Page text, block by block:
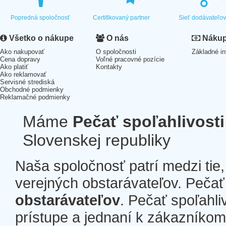
Popredná spoločnosť Certifikovaný partner Sieť dodávateľov
Všetko o nákupe
Ako nakupovať
Cena dopravy
Ako platiť
Ako reklamovať
Servisné strediská
Obchodné podmienky
Reklamačné podmienky
O nás
O spoločnosti
Voľné pracovné pozície
Kontakty
Základné
Máme Pečať spoľahlivosti
Slovenskej republiky
Naša spoločnosť patrí medzi
verejných obstarávateľov.
obstarávateľov. Pečať
prístupe a jednaní k